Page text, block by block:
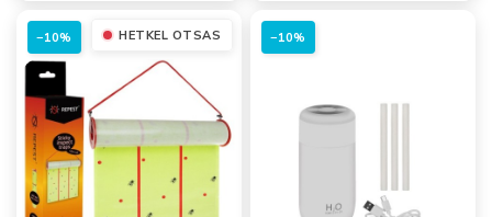
HETKEL OTSAS
−10% −10%